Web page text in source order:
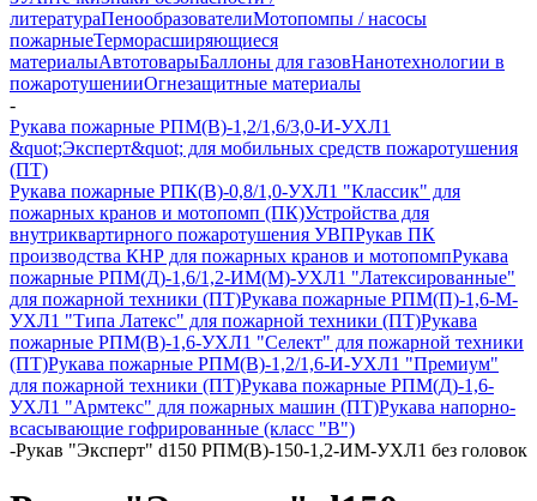
литератураПенообразователиМотопомпы / насосы
пожарныеТерморасширяющиеся
материалыАвтотоварыБаллоны для газовНанотехнологии в
пожаротушенииОгнезащитные материалы
-
Рукава пожарные РПМ(В)-1,2/1,6/3,0-И-УХЛ1
&quot;Эксперт&quot; для мобильных средств пожаротушения
(ПТ)
Рукава пожарные РПК(В)-0,8/1,0-УХЛ1 "Классик" для
пожарных кранов и мотопомп (ПК)Устройства для
внутриквартирного пожаротушения УВПРукав ПК
производства КНР для пожарных кранов и мотопомпРукава
пожарные РПМ(Д)-1,6/1,2-ИМ(M)-УХЛ1 "Латексированные"
для пожарной техники (ПТ)Рукава пожарные РПМ(П)-1,6-М-
УХЛ1 "Типа Латекс" для пожарной техники (ПТ)Рукава
пожарные РПМ(В)-1,6-УХЛ1 "Селект" для пожарной техники
(ПТ)Рукава пожарные РПМ(В)-1,2/1,6-И-УХЛ1 "Премиум"
для пожарной техники (ПТ)Рукава пожарные РПМ(Д)-1,6-
УХЛ1 "Армтекс" для пожарных машин (ПТ)Рукава напорно-
всасывающие гофрированные (класс "В")
-Рукав "Эксперт" d150 РПМ(В)-150-1,2-ИМ-УХЛ1 без головок